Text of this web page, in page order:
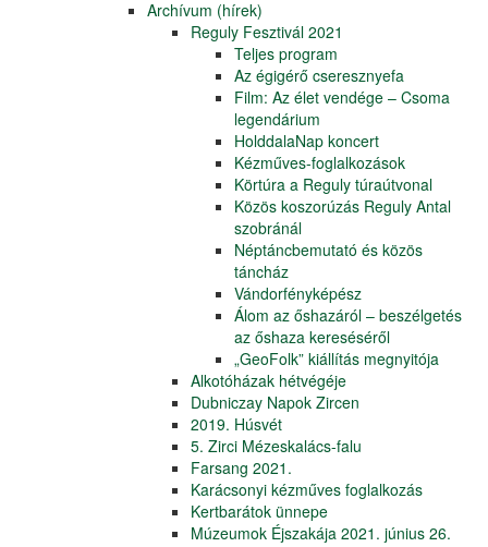
Archívum (hírek)
Reguly Fesztivál 2021
Teljes program
Az égigérő cseresznyefa
Film: Az élet vendége – Csoma
legendárium
HolddalaNap koncert
Kézműves-foglalkozások
Körtúra a Reguly túraútvonal
Közös koszorúzás Reguly Antal
szobránál
Néptáncbemutató és közös
táncház
Vándorfényképész
Álom az őshazáról – beszélgetés
az őshaza kereséséről
„GeoFolk” kiállítás megnyitója
Alkotóházak hétvégéje
Dubniczay Napok Zircen
2019. Húsvét
5. Zirci Mézeskalács-falu
Farsang 2021.
Karácsonyi kézműves foglalkozás
Kertbarátok ünnepe
Múzeumok Éjszakája 2021. június 26.